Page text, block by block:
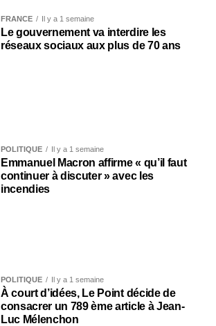
FRANCE Il y a 1 semaine
Le gouvernement va interdire les
réseaux sociaux aux plus de 70 ans
POLITIQUE Il y a 1 semaine
Emmanuel Macron affirme « qu’il faut
continuer à discuter » avec les
incendies
POLITIQUE Il y a 1 semaine
À court d’idées, Le Point décide de
consacrer un 789 ème article à Jean-
Luc Mélenchon